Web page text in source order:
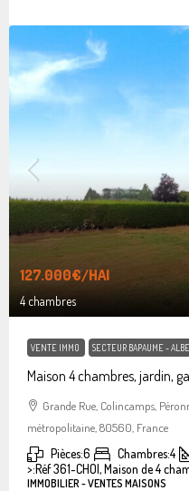
127.000€/HAI
4 chambres
VENTE IMMO SECTEUR BAPAUME -
Maison 4 chambres, jardin,
Grande Rue, Colincamps,
métropolitaine, 80560, France
Pièces:6 Chambres:4
>:Réf 361-CHOI, Maison de 4
IMMOBILIER - VENTES MAISONS